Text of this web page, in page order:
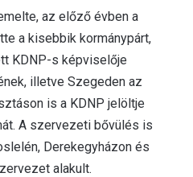
az előző évben a
a kisebbik kormánypárt,
KDNP-s képviselője
illetve Szegeden az
is a KDNP jelöltje
A szervezeti bővülés is
Derekegyházon és
alakult.